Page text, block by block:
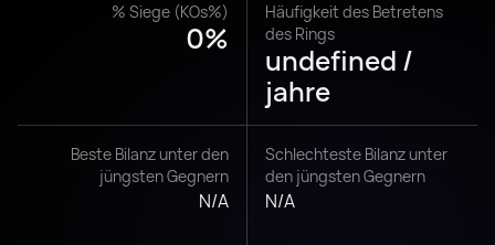
% Siege (KOs%)
0%
Häufigkeit des Betretens
des Rings
undefined /
jahre
Beste Bilanz unter den
jüngsten Gegnern
N/A
Schlechteste Bilanz unter
den jüngsten Gegnern
N/A